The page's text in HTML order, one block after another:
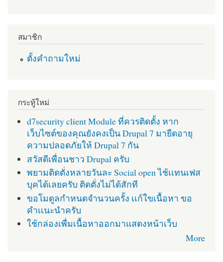
สมาชิก
ตั้งคำถามใหม่
กระทู้ใหม่
d7security client Module ที่ควรติดตั้ง หาก
เว็บไซต์ของคุณยังคงเป็น Drupal 7 มายืดอายุ
ความปลอดภัยให้ Drupal 7 กัน
สวัสดีเพื่อนชาว Drupal ครับ
พยามติดตั่งหลายวันละ Social open ไช้เเทนเฟส
บุคได้เลยครับ ติดตั่งไม่ได้สักที
ขอโมดูลกำหนดจำนวนครั้ง เเก้ใขเนื้อหา ขอ
คำเเนะนำครับ
ใช้กล่องเพื่มเนื้อหาออกมาแสดงหน้าเว็บ
More